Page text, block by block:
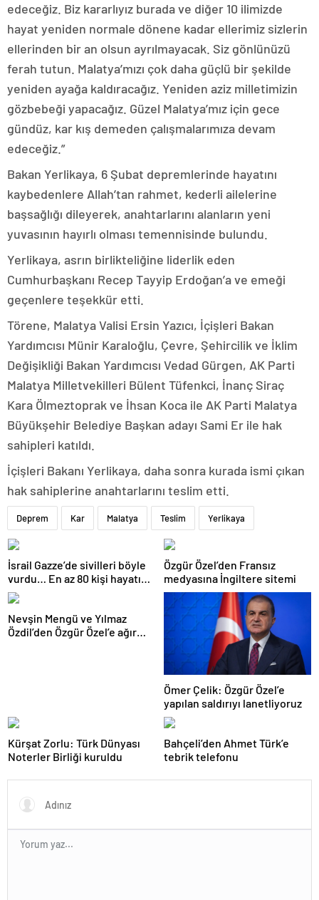
edeceğiz. Biz kararlıyız burada ve diğer 10 ilimizde
hayat yeniden normale dönene kadar ellerimiz sizlerin
ellerinden bir an olsun ayrılmayacak. Siz gönlünüzü
ferah tutun. Malatya’mızı çok daha güçlü bir şekilde
yeniden ayağa kaldıracağız. Yeniden aziz milletimizin
gözbebeği yapacağız. Güzel Malatya’mız için gece
gündüz, kar kış demeden çalışmalarımıza devam
edeceğiz.”
Bakan Yerlikaya, 6 Şubat depremlerinde hayatını
kaybedenlere Allah’tan rahmet, kederli ailelerine
başsağlığı dileyerek, anahtarlarını alanların yeni
yuvasının hayırlı olması temennisinde bulundu.
Yerlikaya, asrın birlikteliğine liderlik eden
Cumhurbaşkanı Recep Tayyip Erdoğan’a ve emeği
geçenlere teşekkür etti.
Törene, Malatya Valisi Ersin Yazıcı, İçişleri Bakan
Yardımcısı Münir Karaloğlu, Çevre, Şehircilik ve İklim
Değişikliği Bakan Yardımcısı Vedad Gürgen, AK Parti
Malatya Milletvekilleri Bülent Tüfenkci, İnanç Siraç
Kara Ölmeztoprak ve İhsan Koca ile AK Parti Malatya
Büyükşehir Belediye Başkan adayı Sami Er ile hak
sahipleri katıldı.
İçişleri Bakanı Yerlikaya, daha sonra kurada ismi çıkan
hak sahiplerine anahtarlarını teslim etti.
Deprem Kar Malatya Teslim Yerlikaya
İsrail Gazze’de sivilleri böyle
vurdu… En az 80 kişi hayatını
kaybetti
Özgür Özel’den Fransız
medyasına İngiltere sitemi
Nevşin Mengü ve Yılmaz
Özdil’den Özgür Özel’e ağır
Ömer Çelik: Özgür Özel’e
yapılan saldırıyı lanetliyoruz
Kürşat Zorlu: Türk Dünyası
Noterler Birliği kuruldu
Bahçeli’den Ahmet Türk’e
tebrik telefonu